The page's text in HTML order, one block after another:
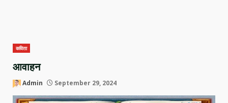
कविता
आवाहन
Admin September 29, 2024